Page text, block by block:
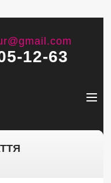
12-63